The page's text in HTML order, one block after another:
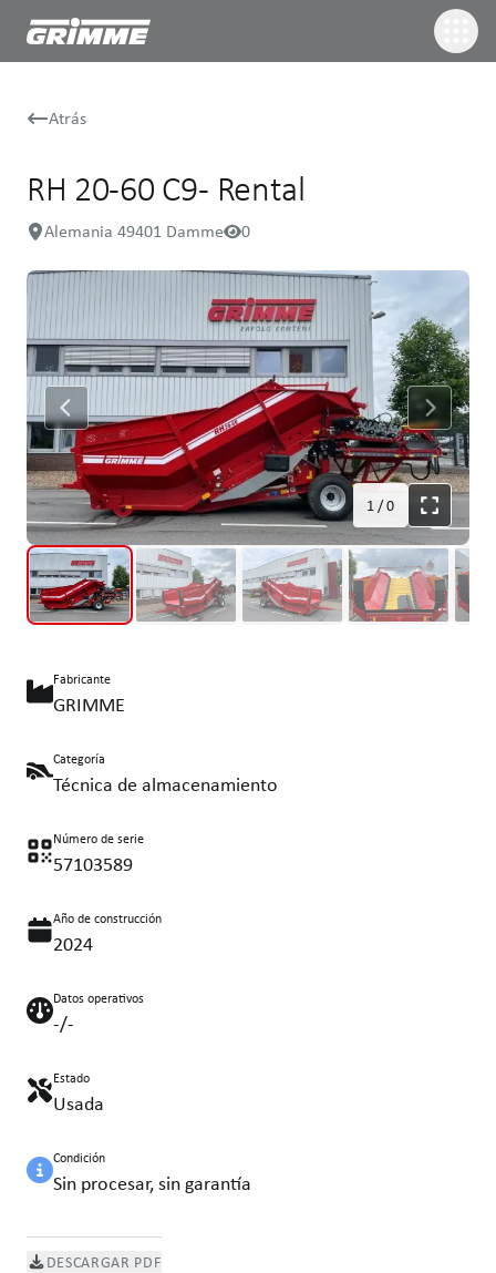
Atrás
RH 20-60 C9 - Rental
Alemania 49401 Damme 0
1/0
Fabricante
GRIMME
Categoría
Técnica de almacenamiento
Número de serie
57103589
Año de construcción
2024
Datos operativos
-/-
Estado
Usada
Condición
Sin procesar, sin garantía
DESCARGAR PDF